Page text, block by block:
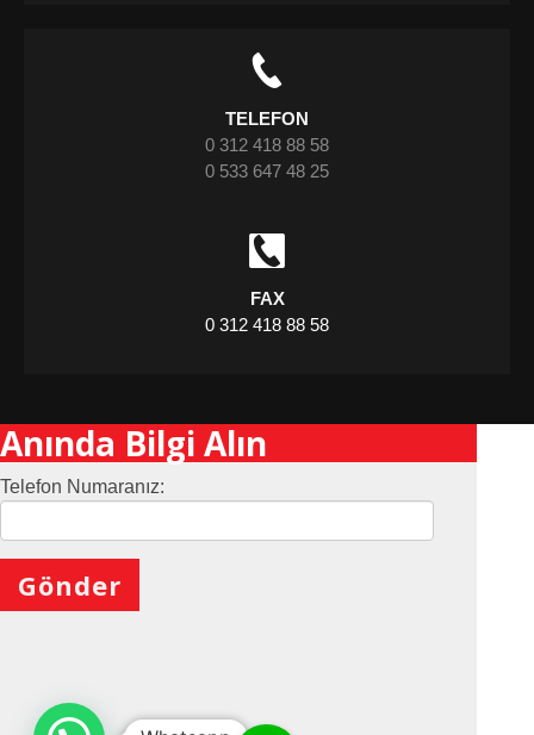
TELEFON
0 312 418 88 58
0 533 647 48 25
FAX
0 312 418 88 58
Anında Bilgi Alın
Telefon Numaranız: